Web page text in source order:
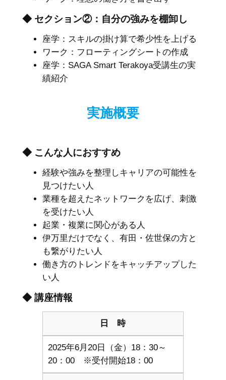
◆ セクション②：自分の強みを棚卸し
座学：スキルの掛け算で希少性を上げる
ワーク：フローティングシートの作成
座学：SAGA Smart Terakoya受講生の実
績紹介
実施概要
◆ こんな人におすすめ
経験や強みを整理しキャリアの可能性を
見つけたい人
業種を超えたネットワークを広げ、刺激
を受けたい人
起業・複業に関心がある人
伊万里だけでなく、有田・佐世保の方と
も繋がりたい人
働き方のトレンドをキャッチアップした
い人
◆ 講座情報
日 時
2025年6月20日（金）18：30～
20：00 ※受付開始18：00